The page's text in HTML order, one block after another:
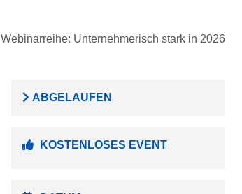
Webinarreihe: Unternehmerisch stark in 2026
ABGELAUFEN
KOSTENLOSES EVENT